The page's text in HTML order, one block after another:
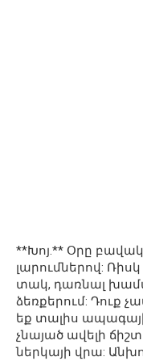
**Խոյ.** Օրը
լարումներով:
տակ, դառնալ
ձեռքերում: Դուք
եք տալիս
չնայած ավելի
ներկայի վրա: